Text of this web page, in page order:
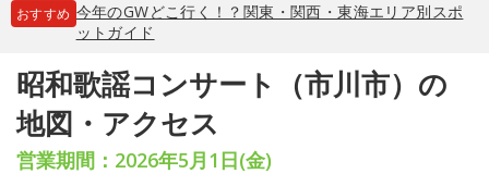
おすすめ 今年のGWどこ行く！？関東・関西・東海エリア別スポ
ットガイド
昭和歌謡コンサート（市川市）の
地図・アクセス
営業期間：2026年5月1日(金)